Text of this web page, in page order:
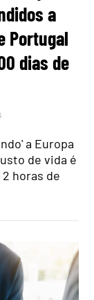
a
Portugal
dias de
a Europa
de vida é
horas de